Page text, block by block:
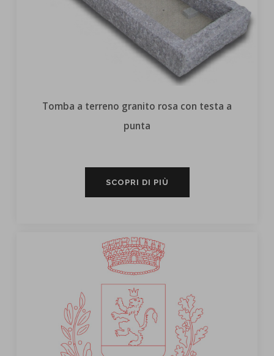
Tomba a terreno granito rosa con testa a
punta
SCOPRI DI PIÙ